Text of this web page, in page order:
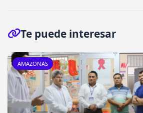
Te puede interesar
AMAZONAS